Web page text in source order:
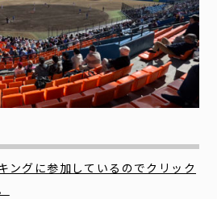
ングに参加しているのでクリック